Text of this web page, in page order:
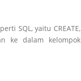
SQL, yaitu CREATE,
ke dalam kelompok